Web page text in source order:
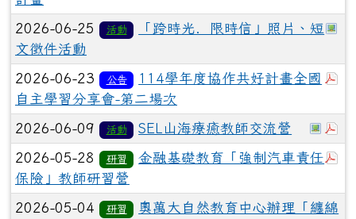
2026-06-25 活動
「跨時光．限時信」照片、短
文徵件活動
2026-06-23 公告
114學年度協作共好計畫全國
自主學習分享會-第二場次
於
2026-06-09 活動 SEL山海療癒教師交流營
2026-05-28 研習
金融基礎教育「強制汽車責任
保險」教師研習營
2026-05-04 研習
奧萬大自然教育中心辦理「纏綿